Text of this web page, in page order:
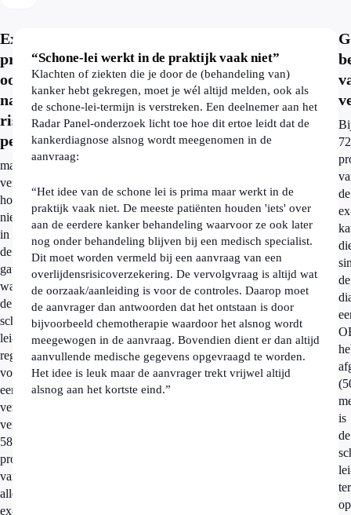
Extra
premie,
ook
na
risico-
periode
maar
verzekeraars
houden
niet
in
de
gaten,
wanneer
de
schone-
lei-
regeling
voor
een
verzekerden
verstrijkt:
58
procent
van
alle
ex-
“Schone-lei werkt in de praktijk vaak niet”
Klachten of ziekten die je door de (behandeling van)
kanker hebt gekregen, moet je wél altijd melden, ook als
de schone-lei-termijn is verstreken. Een deelnemer aan het
Radar Panel-onderzoek licht toe hoe dit ertoe leidt dat de
kankerdiagnose alsnog wordt meegenomen in de
aanvraag:
“Het idee van de schone lei is prima maar werkt in de
praktijk vaak niet. De meeste patiënten houden 'iets' over
aan de eerdere kanker behandeling waarvoor ze ook later
nog onder behandeling blijven bij een medisch specialist.
Dit moet worden vermeld bij een aanvraag van een
overlijdensrisicoverzekering. De vervolgvraag is altijd wat
de oorzaak/aanleiding is voor de controles. Daarop moet
de aanvrager dan antwoorden dat het ontstaan is door
bijvoorbeeld chemotherapie waardoor het alsnog wordt
meegewogen in de aanvraag. Bovendien dient er dan altijd
aanvullende medische gegevens opgevraagd te worden.
Het idee is leuk maar de aanvrager trekt vrijwel altijd
alsnog aan het kortste eind.”
72
de
de
is
de
op